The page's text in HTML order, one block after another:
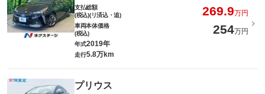
支払総額
(税込)(リ済込・追)
269.9万円
車両本体価格
(税込)
254万円
年式2019年
走行5.8万km
プリウス